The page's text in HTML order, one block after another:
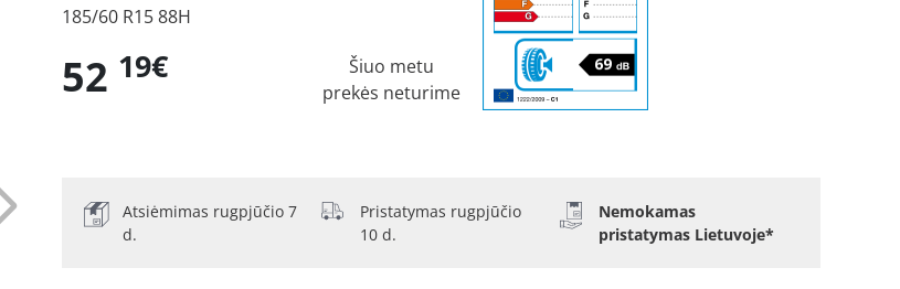
185/60 R15 88H
52 19€
Šiuo metu
prekės neturime
Atsiėmimas rugpjūčio 7
d.
Pristatymas rugpjūčio
10 d.
Nemokamas
pristatymas Lietuvoje*